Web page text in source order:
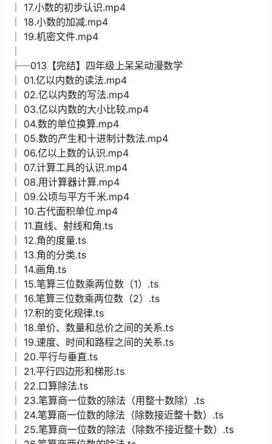
│ 17.小数的初步认识.mp4
│ 18.小数的加减.mp4
│ 19.机密文件.mp4
├─013【完结】四年级上呆呆动漫数学
│ 01.亿以内数的读法.mp4
│ 02.亿以内数的写法.mp4
│ 03.亿以内数的大小比较.mp4
│ 04.数的单位换算.mp4
│ 05.数的产生和十进制计数法.mp4
│ 06.亿以上数的认识.mp4
│ 07.计算工具的认识.mp4
│ 08.用计算器计算.mp4
│ 09.公顷与平方千米.mp4
│ 10.古代面积单位.mp4
│ 11.直线、射线和角.ts
│ 12.角的度量.ts
│ 13.角的分类.ts
│ 14.画角.ts
│ 15.笔算三位数乘两位数（1）.ts
│ 16.笔算三位数乘两位数（2）.ts
│ 17.积的变化规律.ts
│ 18.单价、数量和总价之间的关系.ts
│ 19.速度、时间和路程之间的关系.ts
│ 20.平行与垂直.ts
│ 21.平行四边形和梯形.ts
│ 22.口算除法.ts
│ 23.笔算商一位数的除法（用整十数除）.ts
│ 24.笔算商一位数的除法（除数接近整十数）.ts
│ 25.笔算商一位数的除法（除数不接近整十数）.ts